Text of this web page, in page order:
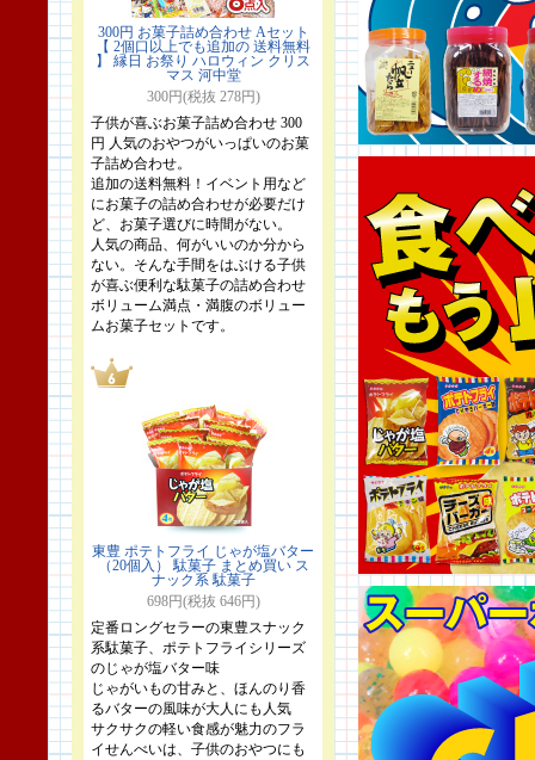
300円 お菓子詰め合わせ Aセット
【 2個口以上でも追加の 送料無料
】 縁日 お祭り ハロウィン クリス
マス 河中堂
300円(税抜 278円)
子供が喜ぶお菓子詰め合わせ 300
円 人気のおやつがいっぱいのお菓
子詰め合わせ。
追加の送料無料！イベント用など
にお菓子の詰め合わせが必要だけ
ど、お菓子選びに時間がない。
人気の商品、何がいいのか分から
ない。そんな手間をはぶける子供
が喜ぶ便利な駄菓子の詰め合わせ
ボリューム満点・満腹のボリュー
ムお菓子セットです。
東豊 ポテトフライ じゃが塩バター
（20個入） 駄菓子 まとめ買い ス
ナック系 駄菓子
698円(税抜 646円)
定番ロングセラーの東豊スナック
系駄菓子、ポテトフライシリーズ
のじゃが塩バター味
じゃがいもの甘みと、ほんのり香
るバターの風味が大人にも人気
サクサクの軽い食感が魅力のフラ
イせんべいは、子供のおやつにも